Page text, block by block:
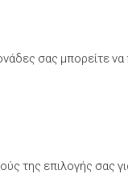
σας μπορείτε να
της επιλογής σας